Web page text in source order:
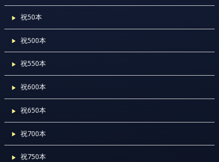
祝50本
祝500本
祝550本
祝600本
祝650本
祝700本
祝750本